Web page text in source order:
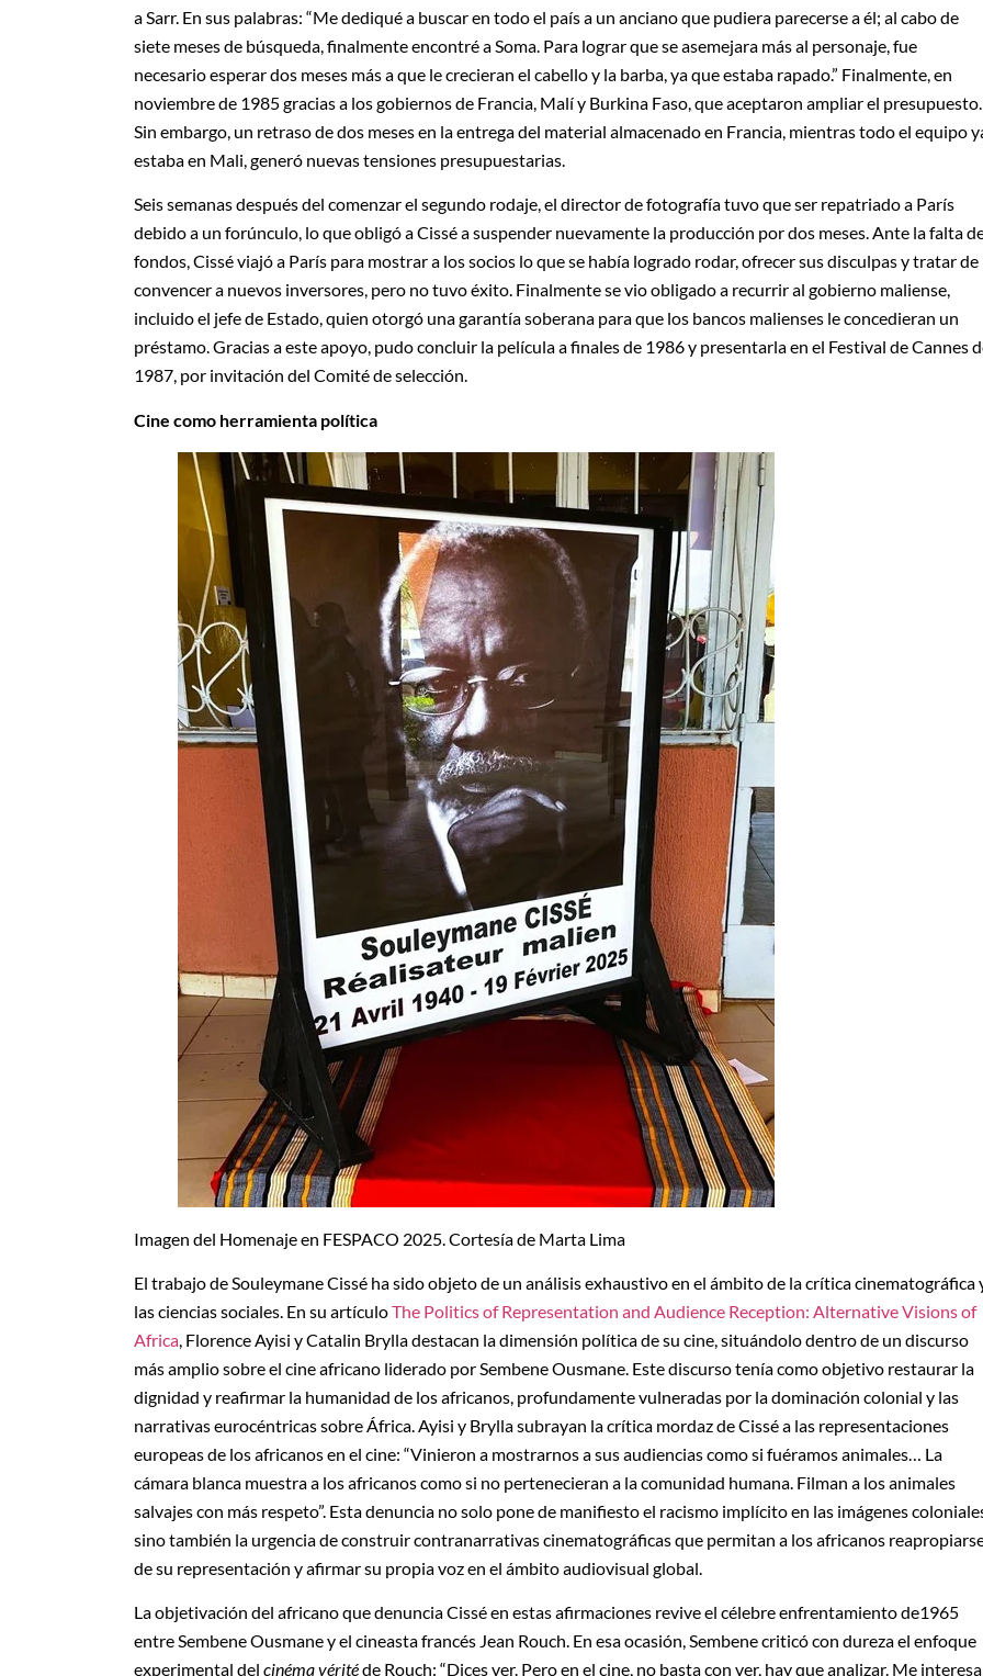
a Sarr. En sus palabras: “Me dediqué a buscar en todo el país a un anciano que pudiera parecerse a él; al cabo de
siete meses de búsqueda, finalmente encontré a Soma. Para lograr que se asemejara más al personaje, fue
necesario esperar dos meses más a que le crecieran el cabello y la barba, ya que estaba rapado.” Finalmente, en
noviembre de 1985 gracias a los gobiernos de Francia, Malí y Burkina Faso, que aceptaron ampliar el presupuesto.
Sin embargo, un retraso de dos meses en la entrega del material almacenado en Francia, mientras todo el equipo
estaba en Mali, generó nuevas tensiones presupuestarias.
Seis semanas después del comenzar el segundo rodaje, el director de fotografía tuvo que ser repatriado a París
debido a un forúnculo, lo que obligó a Cissé a suspender nuevamente la producción por dos meses. Ante la falta
fondos, Cissé viajó a París para mostrar a los socios lo que se había logrado rodar, ofrecer sus disculpas y tratar de
convencer a nuevos inversores, pero no tuvo éxito. Finalmente se vio obligado a recurrir al gobierno maliense,
incluido el jefe de Estado, quien otorgó una garantía soberana para que los bancos malienses le concedieran un
préstamo. Gracias a este apoyo, pudo concluir la película a finales de 1986 y presentarla en el Festival de Cannes
1987, por invitación del Comité de selección.
Cine como herramienta política
Imagen del Homenaje en FESPACO 2025. Cortesía de Marta Lima
El trabajo de Souleymane Cissé ha sido objeto de un análisis exhaustivo en el ámbito de la crítica cinematográfica
las ciencias sociales. En su artículoThe Politics of Representation and Audience Reception: Alternative Visions of
Africa, Florence Ayisi y Catalin Brylla destacan la dimensión política de su cine, situándolo dentro de un discurso
más amplio sobre el cine africano liderado por Sembene Ousmane. Este discurso tenía como objetivo restaurar la
dignidad y reafirmar la humanidad de los africanos, profundamente vulneradas por la dominación colonial y las
narrativas eurocéntricas sobre África. Ayisi y Brylla subrayan la crítica mordaz de Cissé a las representaciones
europeas de los africanos en el cine: “Vinieron a mostrarnos a sus audiencias como si fuéramos animales… La
cámara blanca muestra a los africanos como si no pertenecieran a la comunidad humana. Filman a los animales
salvajes con más respeto”. Esta denuncia no solo pone de manifiesto el racismo implícito en las imágenes
sino también la urgencia de construir contranarrativas cinematográficas que permitan a los africanos
de su representación y afirmar su propia voz en el ámbito audiovisual global.
La objetivación del africano que denuncia Cissé en estas afirmaciones revive el célebre enfrentamiento de1965
entre Sembene Ousmane y el cineasta francés Jean Rouch. En esa ocasión, Sembene criticó con dureza el enfoque
experimental del cinéma véritéde Rouch: “Dices ver. Pero en el cine, no basta con ver, hay que analizar. Me interesa